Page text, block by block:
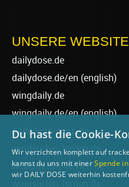
UNSERE
dailydose.de
dailydose.de/en (english)
wingdaily.de
wingdaily.de/en(english)
dailydose-shop.de
windsurfen-lernen.de
wellenreiten-lernen.de
Du hast die Cookie-
Wir verzichten komplett auf
kannst du uns mit einerSpende
wir DAILY DOSE weiterhin